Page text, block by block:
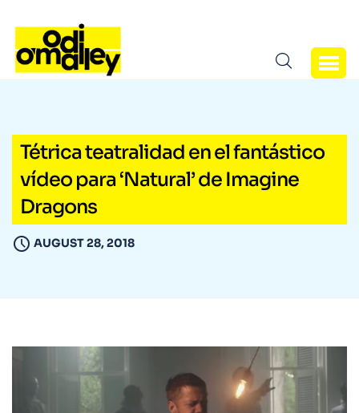
Tétrica teatralidad en el fantástico
vídeo para ‘Natural’ de Imagine
Dragons
AUGUST 28, 2018